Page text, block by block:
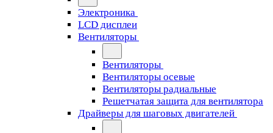
Электроника
LCD дисплеи
Вентиляторы
Вентиляторы
Вентиляторы осевые
Вентиляторы радиальные
Решетчатая защита для вентилятора
Драйверы для шаговых двигателей